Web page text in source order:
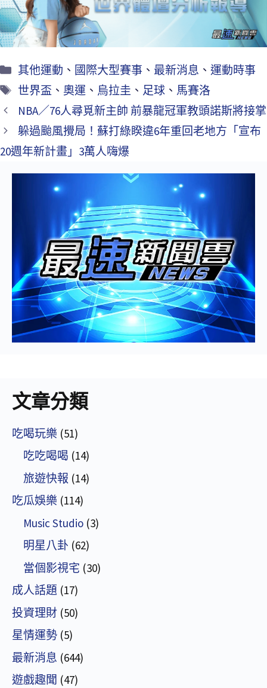
k
其他運動 、 國際大型賽事 、 最新消息 、運動時事
世界盃 、 奧運 、 烏拉圭 、 足球 、 馬賽洛
NBA／76人尋覓新主帥 前暴龍冠軍教頭諾斯將接掌
躲過颱風攪局！蘇打綠睽違6年重回老地方「宣布
20週年新計畫」3萬人嗨爆
文章分類
吃喝玩樂 (51)
吃吃喝喝 (14)
旅遊快報 (14)
吃瓜娛樂 (114)
Music Studio (3)
明星八卦 (62)
當個影視宅 (30)
成人話題 (17)
投資理財 (50)
星情運勢 (5)
最新消息 (644)
遊戲趣聞 (47)